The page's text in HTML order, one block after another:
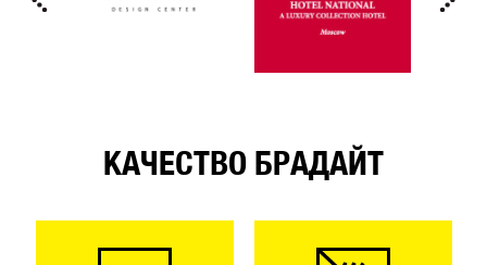
КАЧЕСТВО БРАДАЙТ